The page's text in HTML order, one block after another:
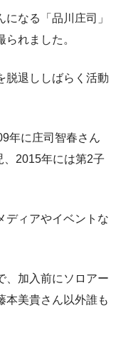
なる「品川庄司」
れました。
脱退ししばらく活動
年に庄司智春さん
、2015年には第2子
ディアやイベントな
、加入前にソロアー
本美貴さん以外誰も